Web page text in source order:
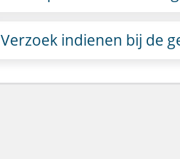
Verzoek indienen bij de